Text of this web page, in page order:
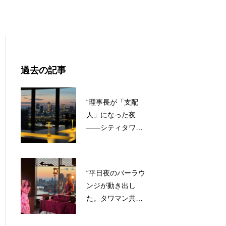
過去の記事
“理事長が「支配
人」になった夜
——シティタワー
れる装置の作り方”
“平日夜のバーラウ
ンジが動き出し
た。タワマン共用